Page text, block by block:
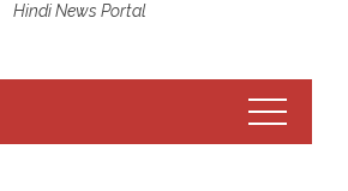
Hindi News Portal